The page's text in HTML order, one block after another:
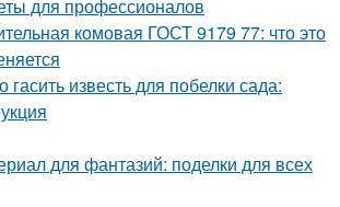
для профессионалов
комовая ГОСТ 9179 77: что это
гасить известь для побелки сада:
для фантазий: поделки для всех